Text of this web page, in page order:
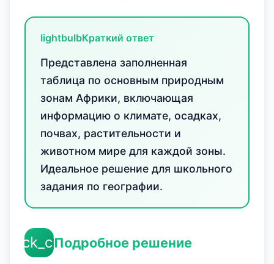
lightbulbКраткий ответ
Представлена заполненная
таблица по основным природным
зонам Африки, включающая
информацию о климате, осадках,
почвах, растительности и
животном мире для каждой зоны.
Идеальное решение для школьного
задания по географии.
Подробное решение